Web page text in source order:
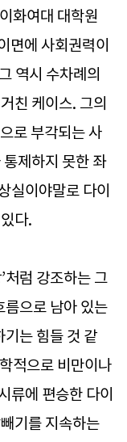
화여대 대학원
면에 사회권력이
역시 수차례의
친 케이스. 그의
로 부각되는 사
제하지 못한 좌
실이야말로 다이
다.
처럼 강조하는 그
름으로 남아 있는
기는 힘들 것 같
적으로 비만이나
류에 편승한 다이
기를 지속하는